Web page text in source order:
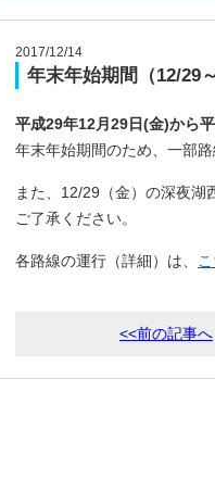
2017/12/14
年末年始期間（12/29
平成29年12月29日(金)から
年末年始期間のため、一部
また、12/29（金）の深夜湖
ご了承ください。
各路線の運行（詳細）は、
<<前の記事へ